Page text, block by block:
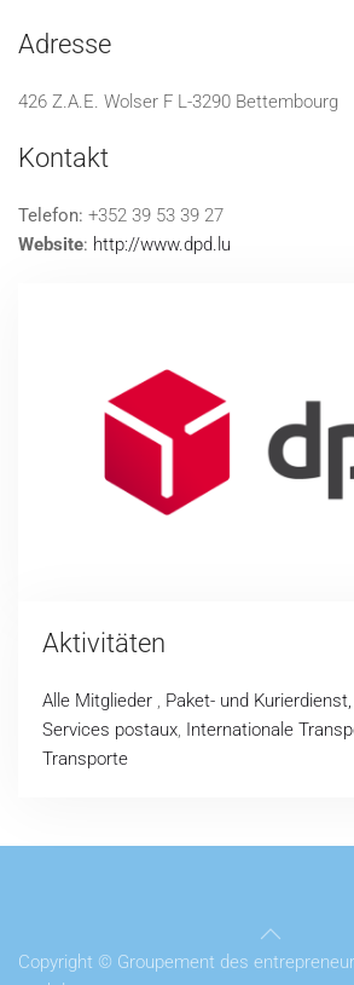
Adresse
426 Z.A.E. Wolser F L-3290 Bettembourg
Kontakt
Telefon: +352 39 53 39 27
Website: http://www.dpd.lu
Aktivitäten
Alle Mitglieder , Paket- und
Services postaux, Internationale
Transporte
Copyright © Groupement des